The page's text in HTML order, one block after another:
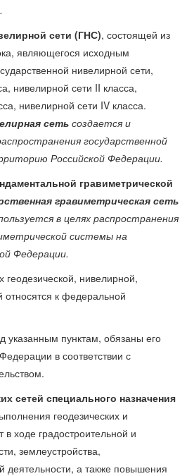
сети (ГНС), состоящей из
являющегося исходным
нивелирной сети,
нивелирной сети II класса,
нивелирной сети IV класса.
сеть создается и
государственной
Российской Федерации.
гравиметрической
гравиметрическая сеть
в целях распространения
системы на
Федерации.
геодезической, нивелирной,
относятся к федеральной
указанным пунктам, обязаны его
в соответствии с
сетей специального назначения
геодезических и
в ходе градостроительной и
землеустройства,
деятельности, а также повышения